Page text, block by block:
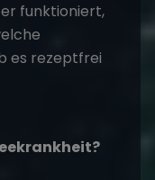
funktioniert,
es rezeptfrei